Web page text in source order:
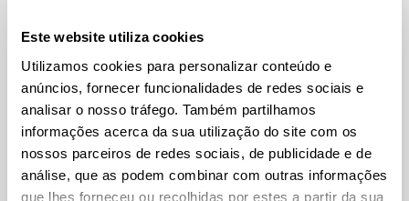
Este website utiliza cookies
Utilizamos cookies para personalizar conteúdo e
anúncios, fornecer funcionalidades de redes sociais e
analisar o nosso tráfego. Também partilhamos
informações acerca da sua utilização do site com os
nossos parceiros de redes sociais, de publicidade e de
análise, que as podem combinar com outras informações
que lhes forneceu ou recolhidas por estes a partir da sua
Margarida Castillo Silva
Associada Sénior